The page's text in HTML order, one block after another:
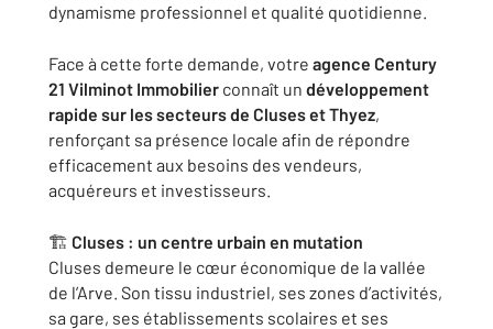
dynamisme professionnel et qualité quotidienne.
Face à cette forte demande, votre agence Century
21 Vilminot Immobilier connaît un développement
rapide sur les secteurs de Cluses et Thyez,
renforçant sa présence locale afin de répondre
efficacement aux besoins des vendeurs,
acquéreurs et investisseurs.
🏗️ Cluses : un centre urbain en mutation
Cluses demeure le cœur économique de la vallée
de l’Arve. Son tissu industriel, ses zones d’activités,
sa gare, ses établissements scolaires et ses